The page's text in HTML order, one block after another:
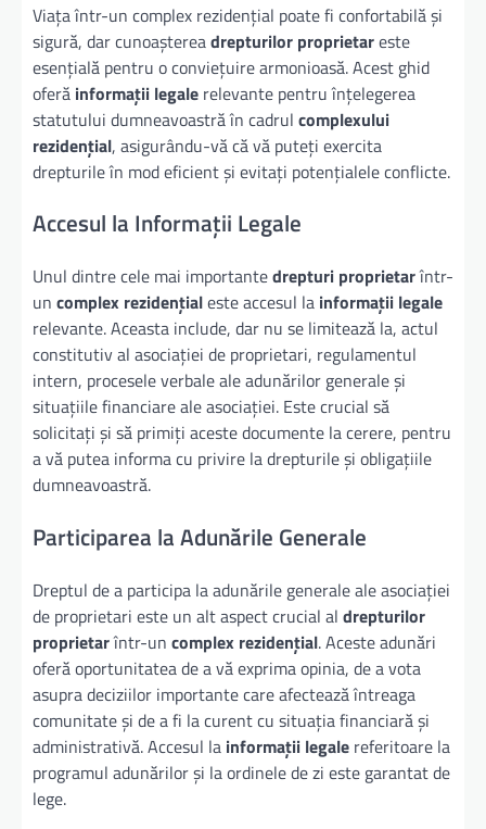
Viața într-un complex rezidențial poate fi confortabilă și
sigură, dar cunoaștereadrepturilor proprietareste
esențială pentru o conviețuire armonioasă. Acest ghid
oferă informații legale relevante pentru înțelegerea
statutului dumneavoastră în cadrul complexului
rezidențial, asigurându-vă că vă puteți exercita
drepturile în mod eficient și evitați potențialele conflicte.
Accesul la Informații Legale
Unul dintre cele mai importantedrepturi proprietarîntr-
un complex rezidențialeste accesul la informații legale
relevante. Aceasta include, dar nu se limitează la, actul
constitutiv al asociației de proprietari, regulamentul
intern, procesele verbale ale adunărilor generale și
situațiile financiare ale asociației. Este crucial să
solicitați și să primiți aceste documente la cerere, pentru
a vă putea informa cu privire la drepturile și obligațiile
dumneavoastră.
Participarea la Adunările Generale
Dreptul de a participa la adunările generale ale asociației
de proprietari este un alt aspect crucial al drepturilor
proprietarîntr-un complex rezidențial. Aceste adunări
oferă oportunitatea de a vă exprima opinia, de a vota
asupra deciziilor importante care afectează întreaga
comunitate și de a fi la curent cu situația financiară și
administrativă. Accesul la informații legale referitoare la
programul adunărilor și la ordinele de zi este garantat de
lege.